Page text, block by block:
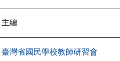
主編
臺灣省國民學校教師研習會